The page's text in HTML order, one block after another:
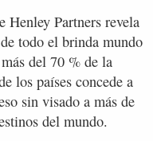
Henley Partners revela
todo el brinda mundo
del 70 % de la
los países concede a
sin visado a más de
del mundo.